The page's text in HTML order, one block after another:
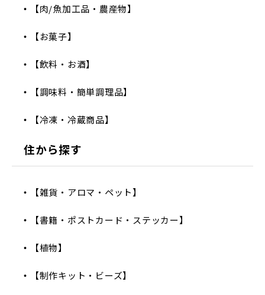
【肉/魚加工品・農産物】
【お菓子】
【飲料・お酒】
【調味料・簡単調理品】
【冷凍・冷蔵商品】
住から探す
【雑貨・アロマ・ペット】
【書籍・ポストカード・ステッカー】
【植物】
【制作キット・ビーズ】